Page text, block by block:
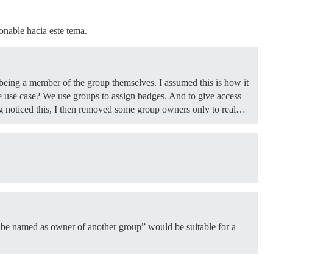
hacia este tema.
a member of the group themselves. I assumed this is how it
case? We use groups to assign badges. And to give access
noticed this, I then removed some group owners only to real…
named as owner of another group” would be suitable for a